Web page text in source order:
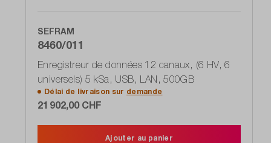
SEFRAM
8460/011
Enregistreur de données 12 canaux, (6 HV, 6
universels) 5 kSa, USB, LAN, 500GB
Délai de livraison sur demande
21 902,00 CHF
Ajouter au panier